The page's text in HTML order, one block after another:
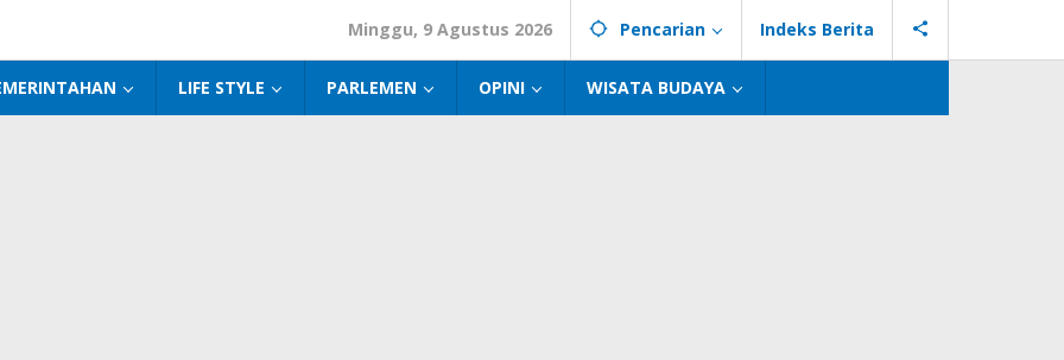
Minggu, 9 Agustus 2026 Pencarian Indeks Berita
LIFE STYLE PARLEMEN OPINI WISATA BUDAYA